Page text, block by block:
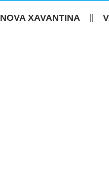
NOVA XAVANTINA